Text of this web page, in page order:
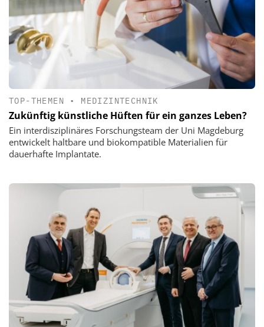
TOP-THEMEN • MEDIZINTECHNIK
Zukünftig künstliche Hüften für ein ganzes Leben?
Ein interdisziplinäres Forschungsteam der Uni Magdeburg
entwickelt haltbare und biokompatible Materialien für
dauerhafte Implantate.